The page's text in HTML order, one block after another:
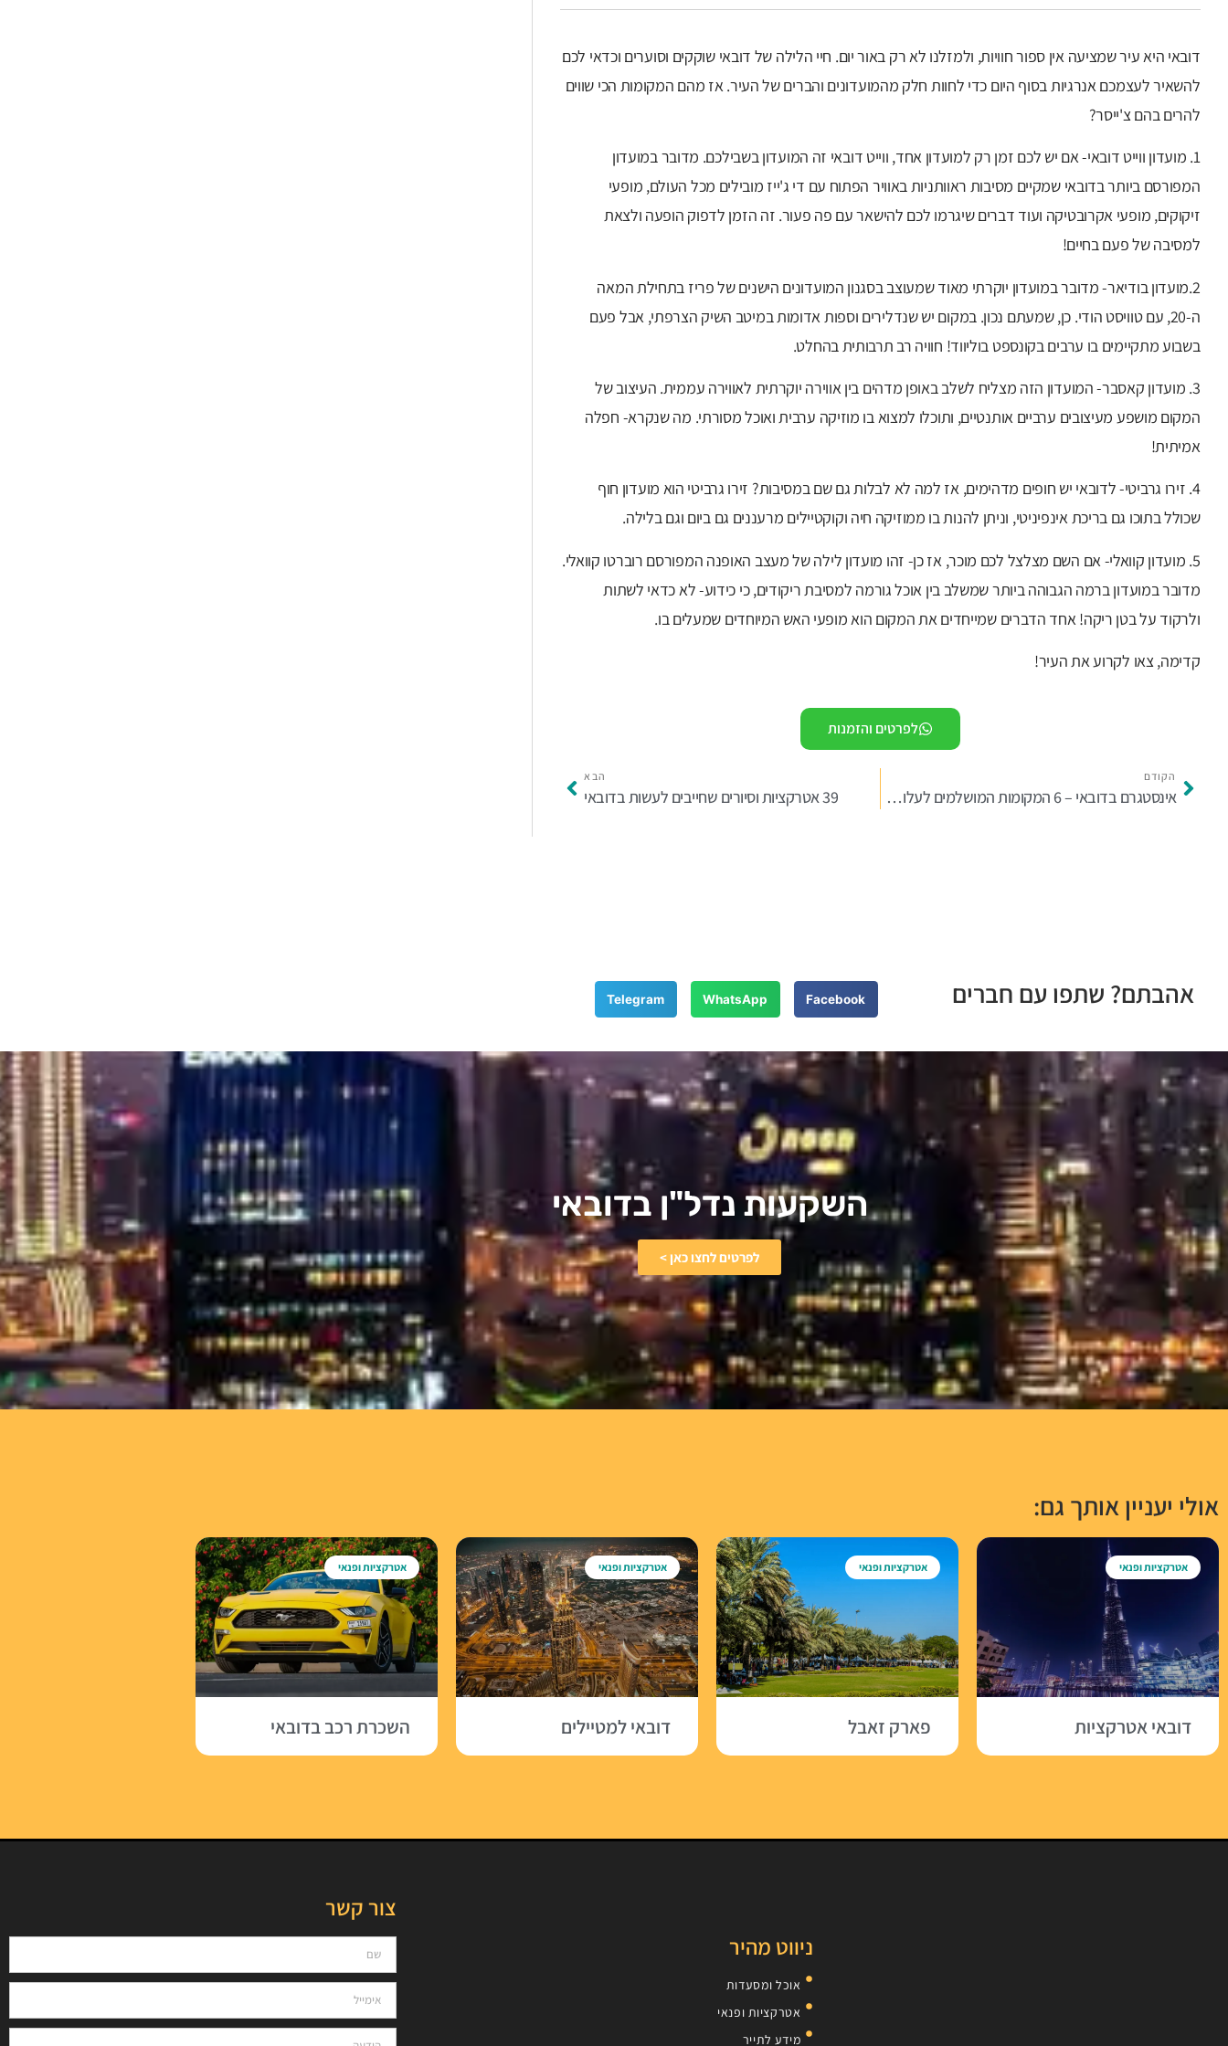
דובאי היא עיר שמציעה אין ספור חוויות, ולמזלנו לא רק באור יום. חיי הלילה של דובאי שוקקים וסוערים וכדאי לכם
להשאיר לעצמכם אנרגיות בסוף היום כדי לחוות חלק מהמועדונים והברים של העיר. אז מהם המקומות הכי שווים
להרים בהם צ'ייסר?
1. מועדון ווייט דובאי- אם יש לכם זמן רק למועדון אחד, ווייט דובאי זה המועדון בשבילכם. מדובר במועדון
המפורסם ביותר בדובאי שמקיים מסיבות ראוותניות באוויר הפתוח עם די ג'ייז מובילים מכל העולם, מופעי
זיקוקים, מופעי אקרובטיקה ועוד דברים שיגרמו לכם להישאר עם פה פעור. זה הזמן לדפוק הופעה ולצאת
למסיבה של פעם בחיים!
2.מועדון בודיאר- מדובר במועדון יוקרתי מאוד שמעוצב בסגנון המועדונים הישנים של פריז בתחילת המאה
ה-20, עם טוויסט הודי. כן, שמעתם נכון. במקום יש שנדלירים וספות אדומות במיטב השיק הצרפתי, אבל פעם
בשבוע מתקיימים בו ערבים בקונספט בוליווד! חוויה רב תרבותית בהחלט.
3. מועדון קאסבר- המועדון הזה מצליח לשלב באופן מדהים בין אווירה יוקרתית לאווירה עממית. העיצוב של
המקום מושפע מעיצובים ערביים אותנטיים, ותוכלו למצוא בו מוזיקה ערבית ואוכל מסורתי. מה שנקרא- חפלה
אמיתית!
4. זירו גרביטי- לדובאי יש חופים מדהימים, אז למה לא לבלות גם שם במסיבות? זירו גרביטי הוא מועדון חוף
שכולל בתוכו גם בריכת אינפיניטי, וניתן להנות בו ממוזיקה חיה וקוקטיילים מרעננים גם ביום וגם בלילה.
5. מועדון קוואלי- אם השם מצלצל לכם מוכר, אז כן- זהו מועדון לילה של מעצב האופנה המפורסם רוברטו קוואלי.
מדובר במועדון ברמה הגבוהה ביותר שמשלב בין אוכל גורמה למסיבת ריקודים, כי כידוע- לא כדאי לשתות
ולרקוד על בטן ריקה! אחד הדברים שמייחדים את המקום הוא מופעי האש המיוחדים שמעלים בו.
קדימה, צאו לקרוע את העיר!
לפרטים והזמנות
הקודם
אינסטגרם בדובאי – 6 המקומות המושלמים לעלות לסטורי
הבא
39 אטרקציות וסיורים שחייבים לעשות בדובאי
אהבתם? שתפו עם חברים Facebook
WhatsApp
Telegram
השקעות נדל"ן בדובאי​
לפרטים לחצו כאן >
אולי יעניין אותך גם:
אטרקציות ופנאי
דובאי אטרקציות
אטרקציות ופנאי
פארק זאבל
אטרקציות ופנאי
דובאי למטיילים
אטרקציות ופנאי
השכרת רכב בדובאי
ניווט מהיר
אוכל ומסעדות
אטרקציות ופנאי
מידע לתייר
צור קשר